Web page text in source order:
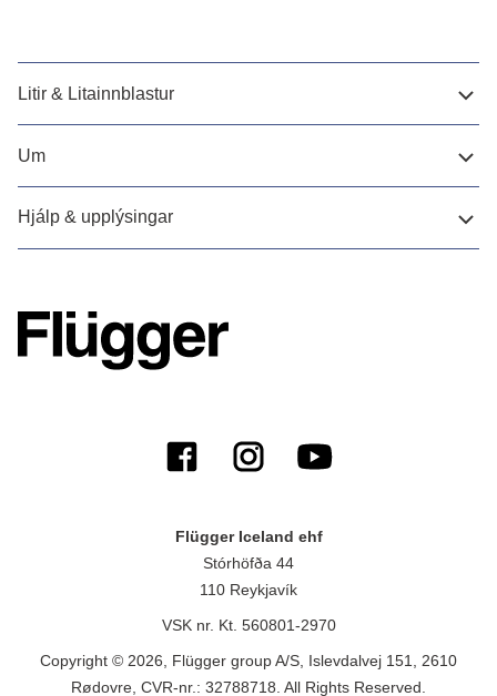
Litir & Litainnblastur
Um
Hjálp & upplýsingar
Flügger Iceland ehf
Stórhöfða 44
110 Reykjavík
VSK nr. Kt. 560801-2970
Copyright © 2026, Flügger group A/S, Islevdalvej 151, 2610
Rødovre, CVR-nr.: 32788718. All Rights Reserved.